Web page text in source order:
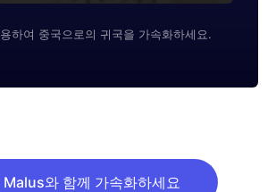
하여 중국으로의 귀국을 가속화하세요.
Malus와 함께 가속화하세요